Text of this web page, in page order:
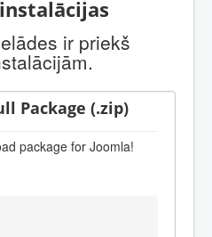
ir priekš
Package (.zip)
package for Joomla!